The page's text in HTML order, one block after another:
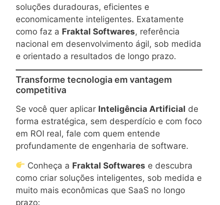
soluções duradouras, eficientes e
economicamente inteligentes. Exatamente
como faz a Fraktal Softwares, referência
nacional em desenvolvimento ágil, sob medida
e orientado a resultados de longo prazo.
Transforme tecnologia em vantagem
competitiva
Se você quer aplicar Inteligência Artificial de
forma estratégica, sem desperdício e com foco
em ROI real, fale com quem entende
profundamente de engenharia de software.
Conheça a Fraktal Softwares e descubra
como criar soluções inteligentes, sob medida e
muito mais econômicas que SaaS no longo
prazo: